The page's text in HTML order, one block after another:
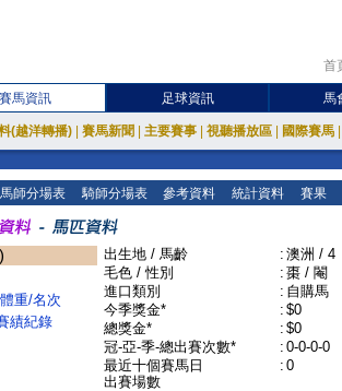
首
賽馬資訊 足球資訊 馬
(越洋轉播) 賽馬新聞 主要賽事 視聽播放區 國際賽馬
師分場表 騎師分場表 參考資料 統計資料 賽果
重/名次
績紀錄
出生地 / 馬齡 : 澳洲 / 4
毛色 / 性別
: 棗 / 閹
進口類別
: 自購馬
今季獎金*
: $0
總獎金*
: $0
冠-亞-季-總出賽次數*
: 0-0-0-0
最近十個賽馬日
出賽場數
: 0